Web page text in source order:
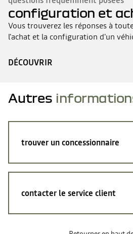
configuration et
Vous trouverez les réponses à
l'achat et la configuration d'un
DÉCOUVRIR
Autres
trouver un concessionnaire
contacter le service client